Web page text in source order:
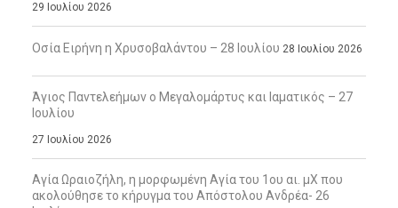
29 Ιουλίου 2026
Οσία Ειρήνη η Χρυσοβαλάντου – 28 Ιουλίου 28 Ιουλίου 2026
Άγιος Παντελεήμων ο Μεγαλομάρτυς και Ιαματικός – 27
Ιουλίου
27 Ιουλίου 2026
Αγία Ωραιοζήλη, η μορφωμένη Αγία του 1ου αι. μΧ που
ακολούθησε το κήρυγμα του Απόστολου Ανδρέα- 26